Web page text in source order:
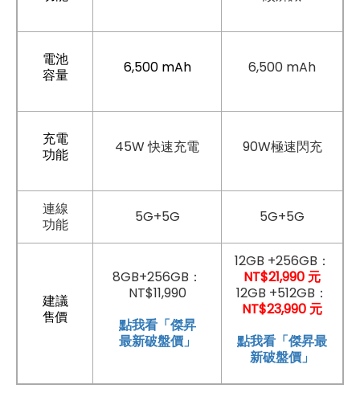
電池
容量
6,500 mAh 6,500 mAh
充電
功能
45W 快速充電 90W極速閃充
連線
功能
5G+5G 5G+5G
建議
售價
8GB+256GB：
NT$11,990
點我看「傑昇
最新破盤價」
12GB +256GB：
NT$21,990 元
12GB +512GB：
NT$23,990 元
點我看「傑昇最
新破盤價」